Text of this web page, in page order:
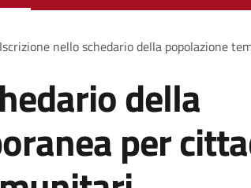
Iscrizione nello schedario della popolazione
della
per